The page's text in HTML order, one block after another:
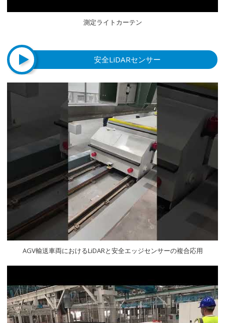
測定ライトカーテン
安全LiDARセンサー
AGV輸送車両におけるLiDARと安全エッジセンサーの複合応用